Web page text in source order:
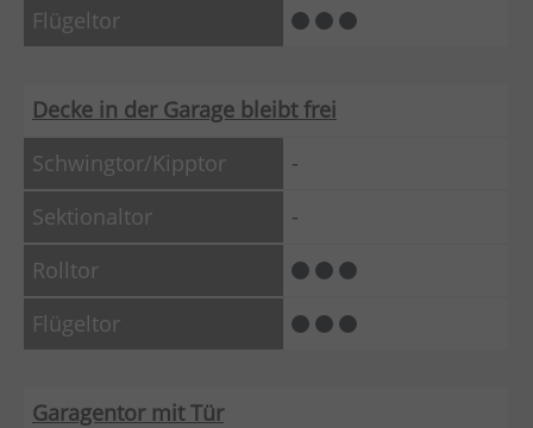
Decke in der Garage bleibt frei
-
-
Garagentor mit Tür